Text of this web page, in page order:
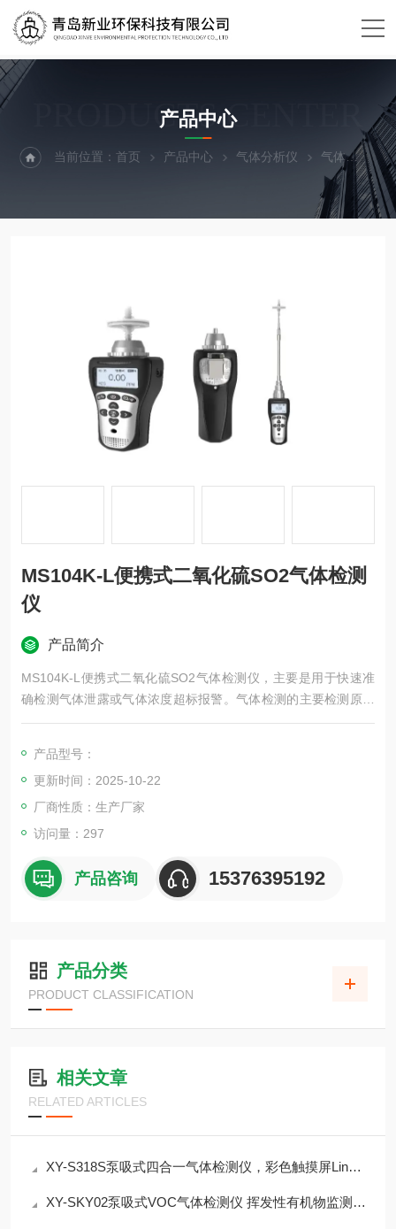
PRODUCTS CENTER
产品中心
当前位置：首页 产品中心 气体分析仪 气体
MS104K-L便携式二氧化硫SO2气体检测
仪
产品简介
MS104K-L便携式二氧化硫SO2气体检测仪，主要是用于快速准
确检测气体泄露或气体浓度超标报警。气体检测的主要检测原理
有：电化学、红外、催化燃烧、热导、PID光致电离等。MS104K
炼化、燃气、仓储、医药、环保、空气治理等场合。
产品型号：
更新时间：2025-10-22
厂商性质：生产厂家
访问量：297
产品咨询 15376395192
产品分类
PRODUCT CLASSIFICATION
相关文章
RELATED ARTICLES
XY-S318S泵吸式四合一气体检测仪，彩色触摸屏Linux系统，支持北斗GPRS定位
XY-SKY02泵吸式VOC气体检测仪 挥发性有机物监测介绍